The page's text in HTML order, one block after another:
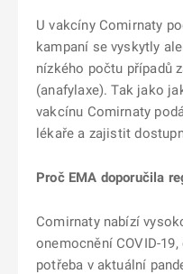
U vakcíny Comirnaty
kampaní se vyskytly
nízkého počtu případů
(anafylaxe). Tak jako
vakcínu Comirnaty
lékaře a zajistit
Proč EMA doporučila
Comirnaty nabízí
onemocnění COVID-
potřeba v aktuální